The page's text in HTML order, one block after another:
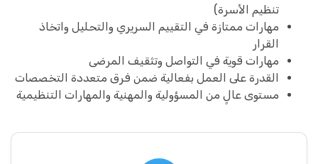
تنظيم الأسرة)
مهارات ممتازة في التقييم السريري والتحليل واتخاذ
القرار
مهارات قوية في التواصل وتثقيف المرضى
القدرة على العمل بفعالية ضمن فرق متعددة التخصصات
مستوى عالٍ من المسؤولية والمهنية والمهارات التنظيمية